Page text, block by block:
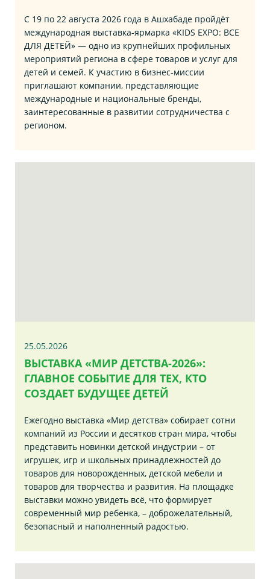
С 19 по 22 августа 2026 года в Ашхабаде пройдёт
международная выставка‑ярмарка «KIDS EXPO: ВСЕ
ДЛЯ ДЕТЕЙ» — одно из крупнейших профильных
мероприятий региона в сфере товаров и услуг для
детей и семей. К участию в бизнес‑миссии
приглашают компании, представляющие
международные и национальные бренды,
заинтересованные в развитии сотрудничества с
регионом.
25.05.2026
ВЫСТАВКА «МИР ДЕТСТВА-2026»:
ГЛАВНОЕ СОБЫТИЕ ДЛЯ ТЕХ, КТО
СОЗДАЕТ БУДУЩЕЕ ДЕТЕЙ
Ежегодно выставка «Мир детства» собирает сотни
компаний из России и десятков стран мира, чтобы
представить новинки детской индустрии – от
игрушек, игр и школьных принадлежностей до
товаров для новорожденных, детской мебели и
товаров для творчества и развития. На площадке
выставки можно увидеть всё, что формирует
современный мир ребенка, – доброжелательный,
безопасный и наполненный радостью.